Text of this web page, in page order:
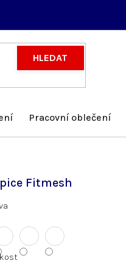
HLEDAT
Pracovní oblečení
Fitmesh